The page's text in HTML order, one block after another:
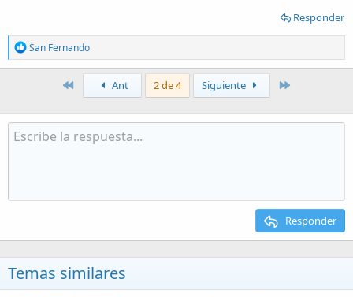
Responder
R
e
a
o
n
San Fernando
PrimeroAnt 2 de 4 Siguiente
Responder
Temas similares